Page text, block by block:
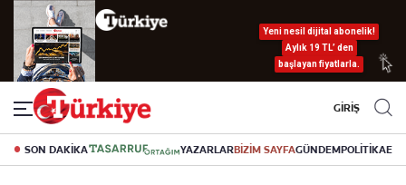
Yeni nesil dijital abonelik!
Aylık 19 TL’ den
başlayan fiyatlarla.
GİRİŞ
SON DAKİKA YAZARLARBİZİM SAYFAGÜNDEMPOLİTİKA